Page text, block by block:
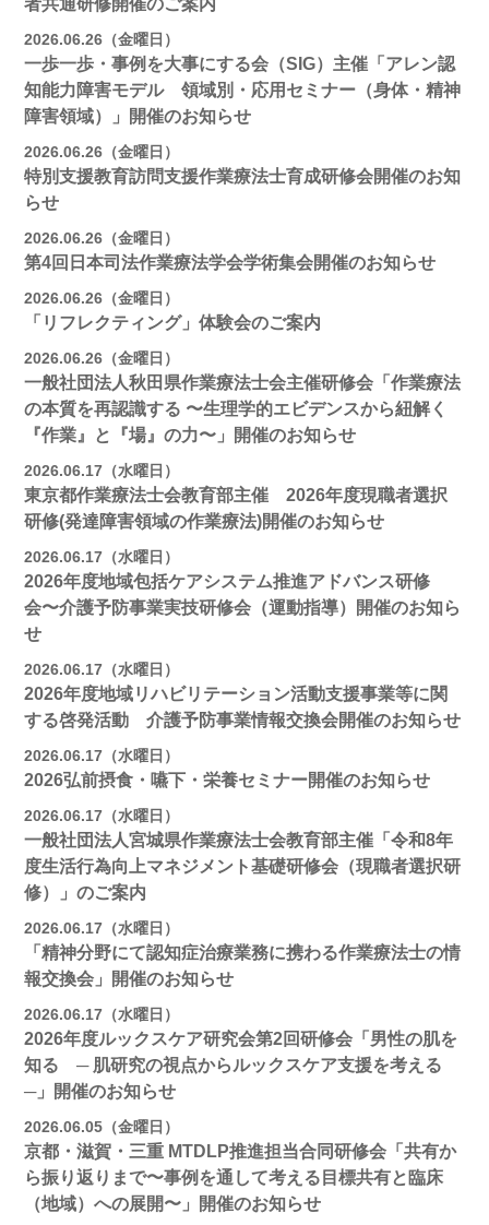
者共通研修開催のご案内
2026.06.26（金曜日）
一歩一歩・事例を大事にする会（SIG）主催「アレン認
知能力障害モデル 領域別・応用セミナー（身体・精神
障害領域）」開催のお知らせ
2026.06.26（金曜日）
特別支援教育訪問支援作業療法士育成研修会開催のお知
らせ
2026.06.26（金曜日）
第4回日本司法作業療法学会学術集会開催のお知らせ
2026.06.26（金曜日）
「リフレクティング」体験会のご案内
2026.06.26（金曜日）
一般社団法人秋田県作業療法士会主催研修会「作業療法
の本質を再認識する 〜生理学的エビデンスから紐解く
『作業』と『場』の力〜」開催のお知らせ
2026.06.17（水曜日）
東京都作業療法士会教育部主催 2026年度現職者選択
研修(発達障害領域の作業療法)開催のお知らせ
2026.06.17（水曜日）
2026年度地域包括ケアシステム推進アドバンス研修
会〜介護予防事業実技研修会（運動指導）開催のお知ら
せ
2026.06.17（水曜日）
2026年度地域リハビリテーション活動支援事業等に関
する啓発活動 介護予防事業情報交換会開催のお知らせ
2026.06.17（水曜日）
2026弘前摂食・嚥下・栄養セミナー開催のお知らせ
2026.06.17（水曜日）
一般社団法人宮城県作業療法士会教育部主催「令和8年
度生活行為向上マネジメント基礎研修会（現職者選択研
修）」のご案内
2026.06.17（水曜日）
「精神分野にて認知症治療業務に携わる作業療法士の情
報交換会」開催のお知らせ
2026.06.17（水曜日）
2026年度ルックスケア研究会第2回研修会「男性の肌を
知る ─ 肌研究の視点からルックスケア支援を考える
─」開催のお知らせ
2026.06.05（金曜日）
京都・滋賀・三重 MTDLP推進担当合同研修会「共有か
ら振り返りまで〜事例を通して考える目標共有と臨床
（地域）への展開〜」開催のお知らせ